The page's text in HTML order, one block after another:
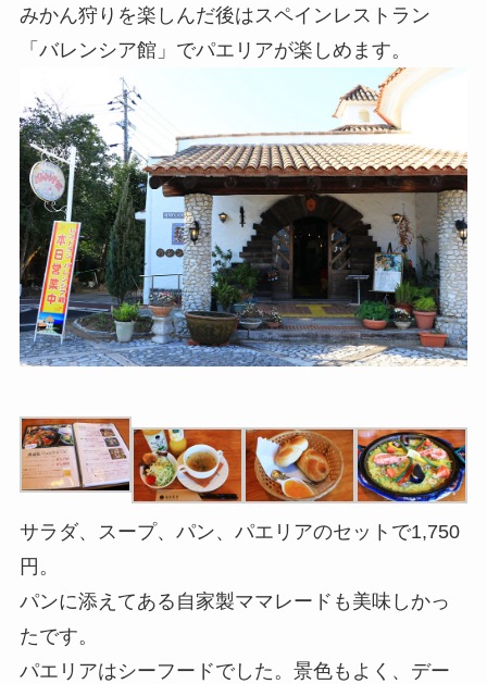
みかん狩りを楽しんだ後はスペインレストラン
「バレンシア館」でパエリアが楽しめます。
サラダ、スープ、パン、パエリアのセットで1,750
円。
パンに添えてある自家製ママレードも美味しかっ
たです。
パエリアはシーフードでした。景色もよく、デー